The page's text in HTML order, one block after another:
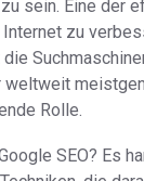
sein. Eine der
zu
weltweit
Rolle.
SEO? Es